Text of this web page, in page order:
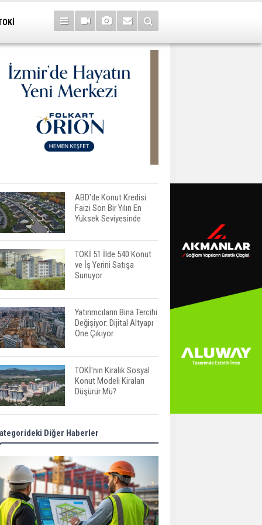
ABD'de Konut Kredisi
Faizi Son Bir Yılın En
Yüksek Seviyesinde
TOKİ 51 İlde 540 Konut
ve İş Yerini Satışa
Sunuyor
Yatırımcıların Bina Tercihi
Değişiyor: Dijital Altyapı
Öne Çıkıyor
TOKİ'nin Kiralık Sosyal
Konut Modeli Kiraları
Düşürür Mü?
İkinci El Konut Fiyatları
İspanya'da Bir Yılda
Konut Satışları Güçlü
Seyrini Korudu Yabancıya
Satış Geriledi
Diğer Haberler